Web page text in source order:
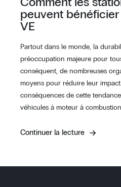
Comment les
peuvent
VE
Partout dans le monde, la
préoccupation majeure pour
conséquent, de nombreuses
moyens pour réduire leur
conséquences de cette
véhicules à moteur à
Continuer la lecture